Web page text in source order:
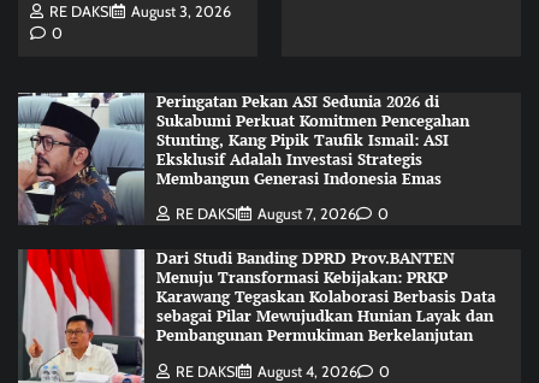
RE DAKSI
August 3, 2026
0
Peringatan Pekan ASI Sedunia 2026 di
Sukabumi Perkuat Komitmen Pencegahan
Stunting, Kang Pipik Taufik Ismail: ASI
Eksklusif Adalah Investasi Strategis
Membangun Generasi Indonesia Emas
RE DAKSI August 7, 2026 0
Dari Studi Banding DPRD Prov.BANTEN
Menuju Transformasi Kebijakan: PRKP
Karawang Tegaskan Kolaborasi Berbasis Data
sebagai Pilar Mewujudkan Hunian Layak dan
Pembangunan Permukiman Berkelanjutan
RE DAKSI August 4, 2026 0